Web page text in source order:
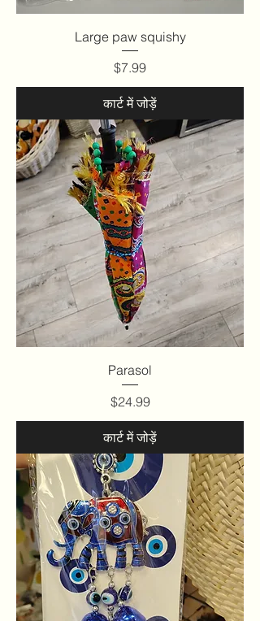
Large paw squishy
मूल्य
$7.99
कार्ट में जोड़ें
Parasol
मूल्य
$24.99
कार्ट में जोड़ें